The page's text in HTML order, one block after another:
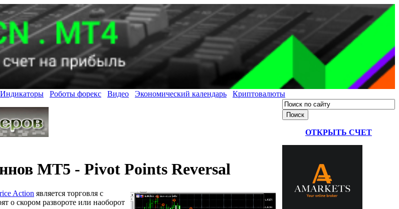
Индикаторы Роботы форекс Видео Экономический календарь Криптовалюты
MT5 - Pivot Points Reversal
Action является торговля с
о скором развороте или наоборот
ОТКРЫТЬ СЧЕТ